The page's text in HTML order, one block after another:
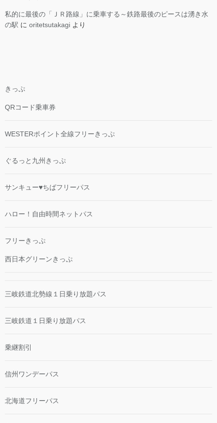
私的に最後の「ＪＲ路線」に乗車する～鉄路最後のピースは湧き水
の駅 に oritetsutakagi より
きっぷ
QRコード乗車券
WESTERポイント全線フリーきっぷ
ぐるっと九州きっぷ
サンキュー♥ちばフリーパス
ハロー！自由時間ネットパス
フリーきっぷ
西日本グリーンきっぷ
三岐鉄道北勢線１日乗り放題パス
三岐鉄道１日乗り放題パス
乗継割引
信州ワンデーパス
北海道フリーパス